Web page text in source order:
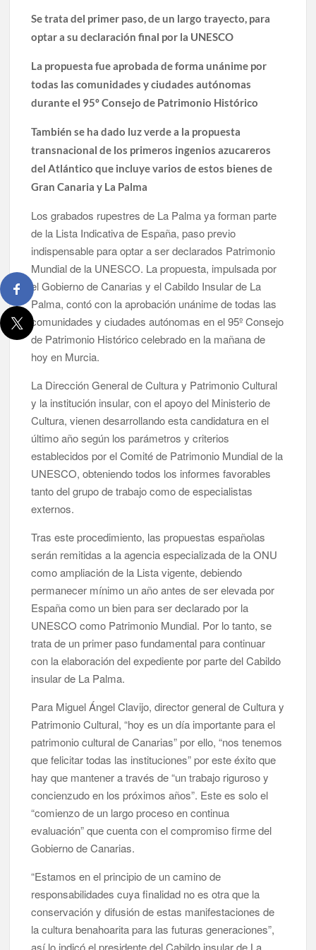
El Día de la Cometa reúne a cientos de familias en Santa Cruz
de La Palma y refuerza el comercio local en su sexta edición
Borja Perdomo acusa al Gobierno del Cabildo de falta de
planificación y exige respuestas sobre las pérdidas de agua
Jacob Qadri reclama prioridad para los pacientes de las islas
Se trata del primer paso, de un largo trayecto, para
optar a su declaración final por la UNESCO
La propuesta fue aprobada de forma unánime por
todas las comunidades y ciudades autónomas
durante el 95º Consejo de Patrimonio Histórico
También se ha dado luz verde a la propuesta
transnacional de los primeros ingenios azucareros
del Atlántico que incluye varios de estos bienes de
Gran Canaria y La Palma
Los grabados rupestres de La Palma ya forman parte
de la Lista Indicativa de España, paso previo
indispensable para optar a ser declarados Patrimonio
Mundial de la UNESCO. La propuesta, impulsada por
el Gobierno de Canarias y el Cabildo Insular de La
Palma, contó con la aprobación unánime de todas las
comunidades y ciudades autónomas en el 95º Consejo
de Patrimonio Histórico celebrado en la mañana de
hoy en Murcia.
La Dirección General de Cultura y Patrimonio Cultural
y la institución insular, con el apoyo del Ministerio de
Cultura, vienen desarrollando esta candidatura en el
último año según los parámetros y criterios
establecidos por el Comité de Patrimonio Mundial de la
UNESCO, obteniendo todos los informes favorables
tanto del grupo de trabajo como de especialistas
externos.
Tras este procedimiento, las propuestas españolas
serán remitidas a la agencia especializada de la ONU
como ampliación de la Lista vigente, debiendo
permanecer mínimo un año antes de ser elevada por
España como un bien para ser declarado por la
UNESCO como Patrimonio Mundial. Por lo tanto, se
trata de un primer paso fundamental para continuar
con la elaboración del expediente por parte del Cabildo
insular de La Palma.
Para Miguel Ángel Clavijo, director general de Cultura y
Patrimonio Cultural, “hoy es un día importante para el
patrimonio cultural de Canarias” por ello, “nos tenemos
que felicitar todas las instituciones” por este éxito que
hay que mantener a través de “un trabajo riguroso y
concienzudo en los próximos años”. Este es solo el
“comienzo de un largo proceso en continua
evaluación” que cuenta con el compromiso firme del
Gobierno de Canarias.
“Estamos en el principio de un camino de
responsabilidades cuya finalidad no es otra que la
conservación y difusión de estas manifestaciones de
la cultura benahoarita para las futuras generaciones”,
así lo indicó el presidente del Cabildo insular de La